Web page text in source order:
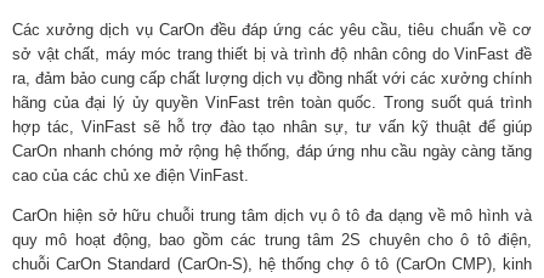
Các xưởng dịch vụ CarOn đều đáp ứng các yêu cầu, tiêu chuẩn về cơ
sở vật chất, máy móc trang thiết bị và trình độ nhân công do VinFast đề
ra, đảm bảo cung cấp chất lượng dịch vụ đồng nhất với các xưởng chính
hãng của đại lý ủy quyền VinFast trên toàn quốc. Trong suốt quá trình
hợp tác, VinFast sẽ hỗ trợ đào tạo nhân sự, tư vấn kỹ thuật để giúp
CarOn nhanh chóng mở rộng hệ thống, đáp ứng nhu cầu ngày càng tăng
cao của các chủ xe điện VinFast.
CarOn hiện sở hữu chuỗi trung tâm dịch vụ ô tô đa dạng về mô hình và
quy mô hoạt động, bao gồm các trung tâm 2S chuyên cho ô tô điện,
chuỗi CarOn Standard (CarOn-S), hệ thống chợ ô tô (CarOn CMP), kinh